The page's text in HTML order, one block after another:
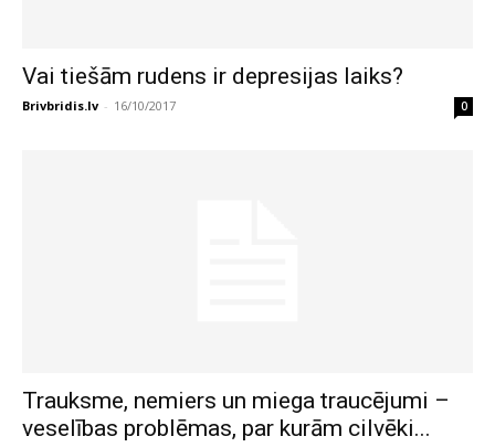
Vai tiešām rudens ir depresijas laiks?
Brivbridis.lv - 16/10/2017 0
Trauksme, nemiers un miega traucējumi –
veselības problēmas, par kurām cilvēki...